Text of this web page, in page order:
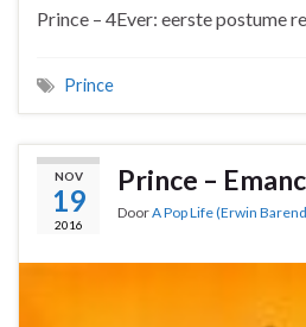
Prince – 4Ever: eerste postume
Prince
NOV
19
2016
Prince –
DoorA Pop Life (Erwin